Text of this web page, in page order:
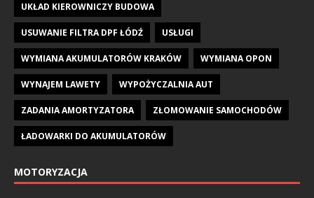
UKŁAD KIEROWNICZY BUDOWA
USUWANIE FILTRA DPF ŁÓDŹ USŁUGI
WYMIANA AKUMULATORÓW KRAKÓW WYMIANA OPON
WYNAJEM LAWETY WYPOŻYCZALNIA AUT
ZADANIA AMORTYZATORA ZŁOMOWANIE SAMOCHODÓW
ŁADOWARKI DO AKUMULATORÓW
MOTORYZACJA